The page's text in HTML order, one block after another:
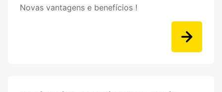
Novas vantagens e benefícios !